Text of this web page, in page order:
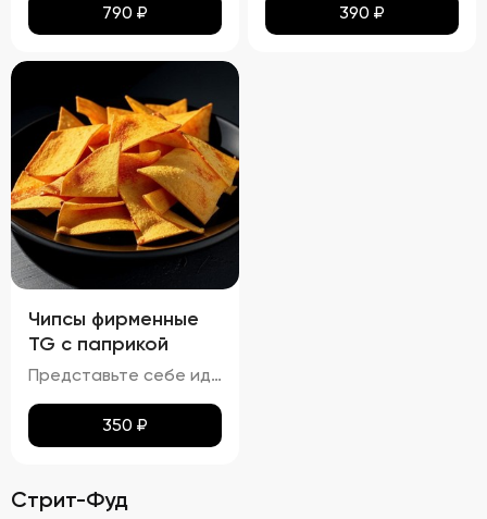
790 ₽ 390 ₽
Чипсы фирменные
TG с паприкой
Представьте себе идеальное сочетание тонкого лаваша, превращенного в золотистые, равномерно подрумяненные чипсы. Каждый кусочек покрыт тонким слоем паприки, которая придает им легкий, но ощутимый аромат и пикантность. Эти чипсы не просто хрустят – они буквально тают во рту, оставляя приятное послевкусие соли и нежной остроты. Идеальный перекус для любого случая!
350 ₽
Стрит-Фуд